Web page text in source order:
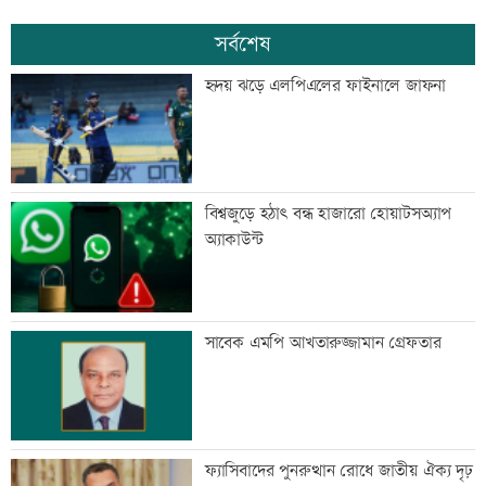
সর্বশেষ
হৃদয় ঝড়ে এলপিএলের ফাইনালে জাফনা
বিশ্বজুড়ে হঠাৎ বন্ধ হাজারো হোয়াটসঅ্যাপ
অ্যাকাউন্ট
সাবেক এমপি আখতারুজ্জামান গ্রেফতার
ফ্যাসিবাদের পুনরুত্থান রোধে জাতীয় ঐক্য দৃঢ়